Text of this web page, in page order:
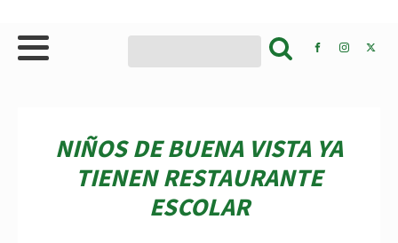
NIÑOS DE BUENA VISTA YA
TIENEN RESTAURANTE
ESCOLAR